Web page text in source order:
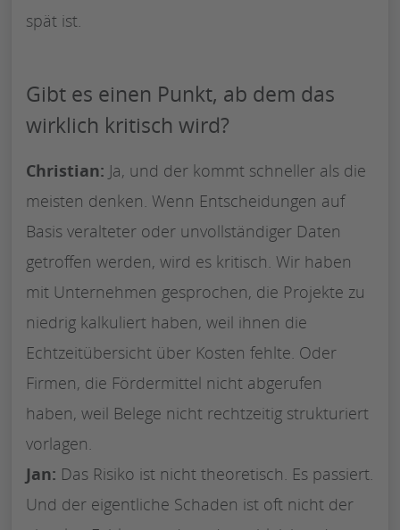
spät ist.
Gibt es einen Punkt, ab dem das
wirklich kritisch wird?
Christian: Ja, und der kommt schneller als die
meisten denken. Wenn Entscheidungen auf
Basis veralteter oder unvollständiger Daten
getroffen werden, wird es kritisch. Wir haben
mit Unternehmen gesprochen, die Projekte zu
niedrig kalkuliert haben, weil ihnen die
Echtzeitübersicht über Kosten fehlte. Oder
Firmen, die Fördermittel nicht abgerufen
haben, weil Belege nicht rechtzeitig strukturiert
vorlagen.
Jan: Das Risiko ist nicht theoretisch. Es passiert.
Und der eigentliche Schaden ist oft nicht der